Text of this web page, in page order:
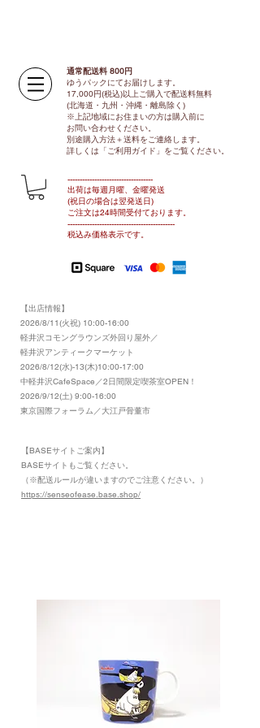
通常配送料 800円​
ゆうパックにてお届けします。
17,000円(税込)以上ご購入で配送料無料
(北海道・九州・沖縄・離島除く)
※上記地域にお住まいの方は購入前に
お問い合わせください。
別途購入方法＋送料をご連絡します。
​​詳しくは「ご利用ガイド」をご覧ください。
​-----------------------------------
出荷は毎週月曜、金曜発送
(祝日の場合は翌発送日)
ご注文は24時間受付ております​。
-------------------------------​-------​------
​税込み価格表示です。
【出店情報】
2026/8/11(火祝) 10:00-16:00
​軽井沢コモングラウンズ外回り屋外／
軽井沢アンティークマーケット
2026/8/12(水)-13(木)10:00-17:00
​中軽井沢CafeSpace／2日間限定喫茶室OPEN！
2026/9/12(土) 9:00-16:00
東京国際フォーラム／大江戸骨董市
【BASEサイトご案内】
​BASEサイトもご覧ください。
（※配送ルールが違いますのでご注意ください。）
https://senseofease.base.shop/